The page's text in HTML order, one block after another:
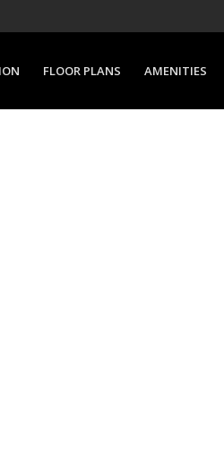
FLOOR PLANS AMENITIES